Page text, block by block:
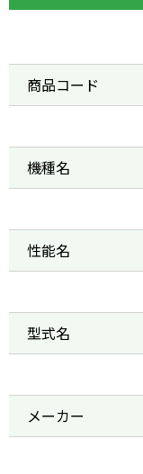
商品コード
機種名
性能名
型式名
メーカー